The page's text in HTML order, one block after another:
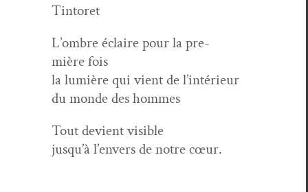
Tin­toret
L’ombre éclaire pour la pre­
mière fois
la lumière qui vient de l’intérieur
du monde des hommes
Tout devient visible
jusqu’à l’envers de notre cœur.